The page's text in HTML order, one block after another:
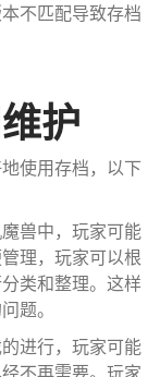
不匹配导致存档
护
使用存档，以下
兽中，玩家可能
理，玩家可以根
类和整理。这样
题。
进行，玩家可能
不再需要。玩家